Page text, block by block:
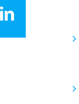
LinkedIn